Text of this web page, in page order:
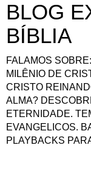
BLOG
BÍBLIA
FALAMOS
MILÊNIO DE
CRISTO
ALMA?
ETERNIDADE.
EVANGELICOS.
PLAYBACKS